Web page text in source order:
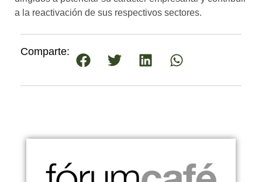
a la reactivación de sus respectivos sectores.
Comparte: